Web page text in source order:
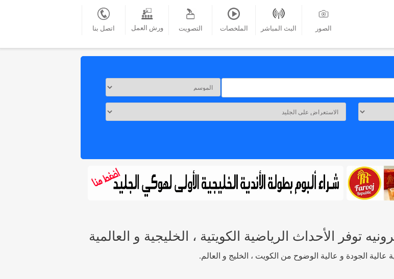
الصور البث المباشر الملخصات التصويت ورش العمل اتصل بنا
توفر الأحداث الرياضية الكويتية ، الخليجية و العالمية